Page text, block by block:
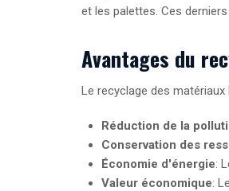
et les palettes. Ces
Avantages du
Le recyclage des
Réduction de la
Conservation des
Économie d'énergie:
Valeur économique: